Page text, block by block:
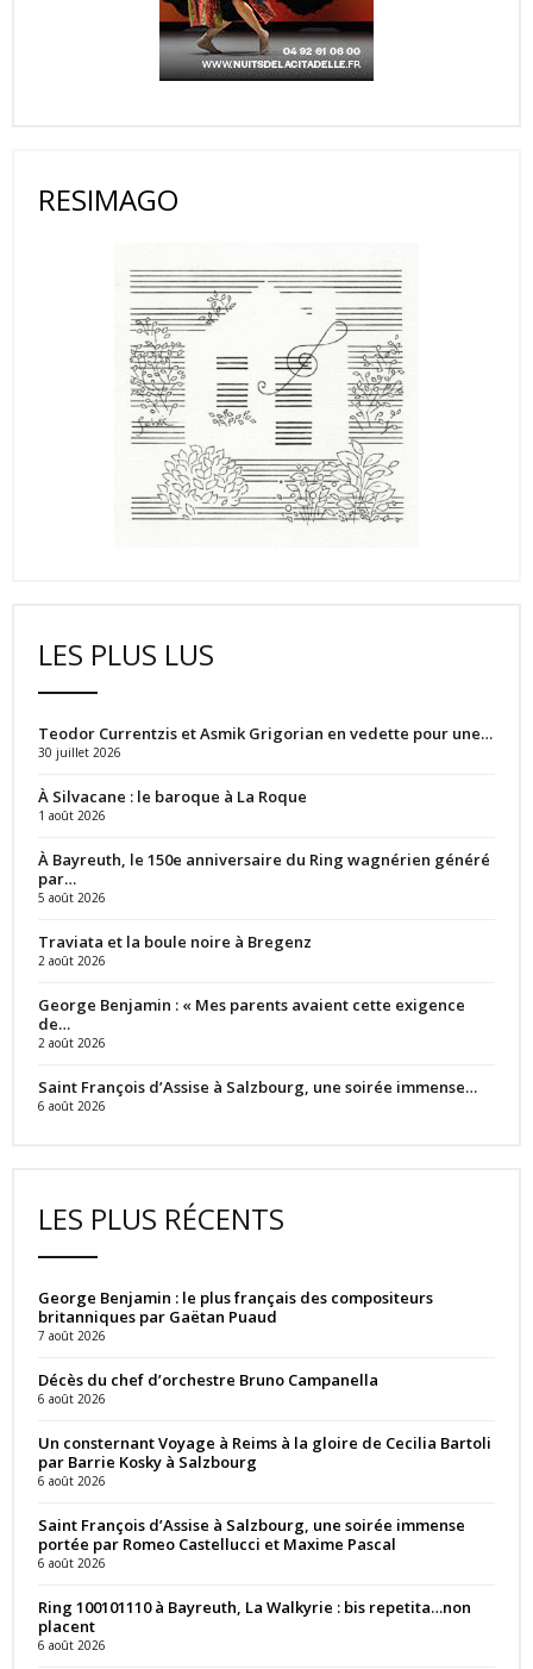
RESIMAGO
LES PLUS LUS
Teodor Currentzis et Asmik Grigorian en vedette pour une…
30 juillet 2026
À Silvacane : le baroque à La Roque
1 août 2026
À Bayreuth, le 150e anniversaire du Ring wagnérien généré
par…
5 août 2026
Traviata et la boule noire à Bregenz
2 août 2026
George Benjamin : « Mes parents avaient cette exigence
de…
2 août 2026
Saint François d’Assise à Salzbourg, une soirée immense…
6 août 2026
LES PLUS RÉCENTS
George Benjamin : le plus français des compositeurs
britanniques par Gaëtan Puaud
7 août 2026
Décès du chef d’orchestre Bruno Campanella
6 août 2026
Un consternant Voyage à Reims à la gloire de Cecilia Bartoli
par Barrie Kosky à Salzbourg
6 août 2026
Saint François d’Assise à Salzbourg, une soirée immense
portée par Romeo Castellucci et Maxime Pascal
6 août 2026
Ring 100101110 à Bayreuth, La Walkyrie : bis repetita…non
placent
6 août 2026